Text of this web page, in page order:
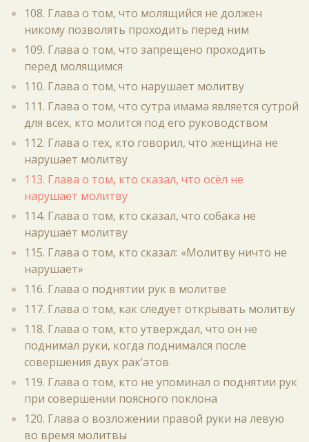
108. Глава о том, что молящийся не должен
никому позволять проходить перед ним
109. Глава о том, что запрещено проходить
перед молящимся
110. Глава о том, что нарушает молитву
111. Глава о том, что сутра имама является сутрой
для всех, кто молится под его руководством
112. Глава о тех, кто говорил, что женщина не
нарушает молитву
113. Глава о том, кто сказал, что осёл не
нарушает молитву
114. Глава о том, кто сказал, что собака не
нарушает молитву
115. Глава о том, кто сказал: «Молитву ничто не
нарушает»
116. Глава о поднятии рук в молитве
117. Глава о том, как следует открывать молитву
118. Глава о том, кто утверждал, что он не
поднимал руки, когда поднимался после
совершения двух рак‘атов
119. Глава о том, кто не упоминал о поднятии рук
при совершении поясного поклона
120. Глава о возложении правой руки на левую
во время молитвы